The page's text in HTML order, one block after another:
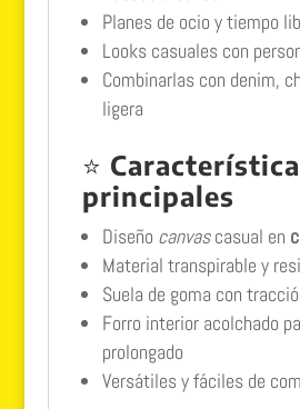
Planes de ocio y tiempo
Looks casuales con
Combinarlas con denim,
ligera
⭐
principales
Diseño canvascasual en
Material transpirable y
Suela de goma con
Forro interior acolchado
prolongado
Versátiles y fáciles de